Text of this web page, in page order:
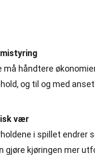
må håndtere
og til og med
vær
i spillet endrer
gjøre kjøringen mer